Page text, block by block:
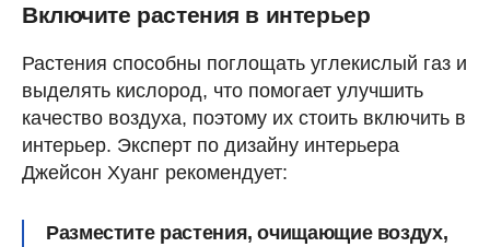
Включите растения в интерьер
Растения способны поглощать углекислый газ и
выделять кислород, что помогает улучшить
качество воздуха, поэтому их стоить включить в
интерьер. Эксперт по дизайну интерьера
Джейсон Хуанг рекомендует:
Разместите растения, очищающие воздух,